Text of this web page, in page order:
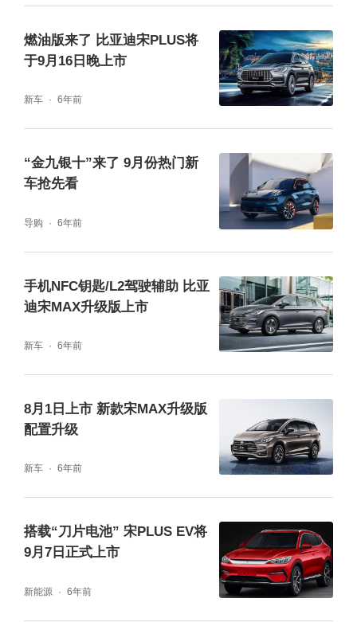
燃油版来了 比亚迪宋PLUS将
于9月16日晚上市
新车 6年前
“金九银十”来了 9月份热门新
车抢先看
导购 6年前
手机NFC钥匙/L2驾驶辅助 比亚
迪宋MAX升级版上市
新车 6年前
8月1日上市 新款宋MAX升级版
配置升级
新车 6年前
搭载“刀片电池” 宋PLUS EV将
9月7日正式上市
新能源 6年前